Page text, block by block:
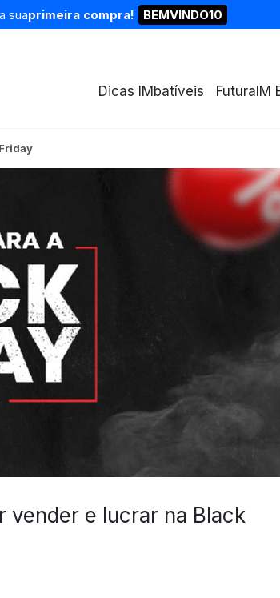
suaprimeira compra! BEMVINDO10
Dicas IMbatíveis FuturaIM
vender e lucrar na Black